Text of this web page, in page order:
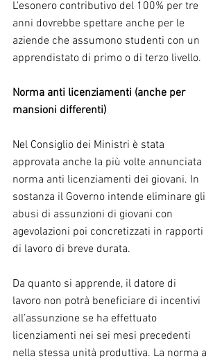
L’esonero contributivo del 100% per tre
anni dovrebbe spettare anche per le
aziende che assumono studenti con un
apprendistato di primo o di terzo livello.
Norma anti licenziamenti (anche per
mansioni differenti)
Nel Consiglio dei Ministri è stata
approvata anche la più volte annunciata
norma anti licenziamenti dei giovani. In
sostanza il Governo intende eliminare gli
abusi di assunzioni di giovani con
agevolazioni poi concretizzati in rapporti
di lavoro di breve durata.
Da quanto si apprende, il datore di
lavoro non potrà beneficiare di incentivi
all’assunzione se ha effettuato
licenziamenti nei sei mesi precedenti
nella stessa unità produttiva. La norma a